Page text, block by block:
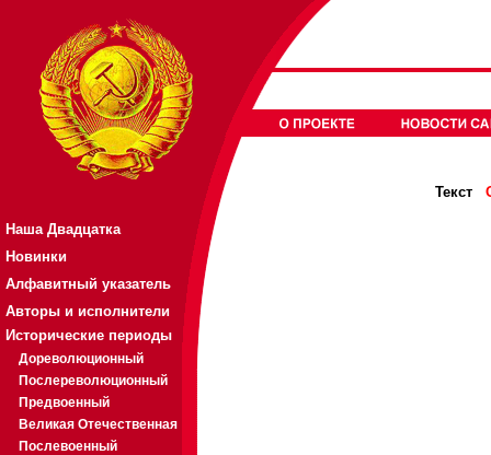
Наша Двадцатка
Новинки
Алфавитный указатель
Авторы и исполнители
Исторические периоды
Дореволюционный
Послереволюционный
Предвоенный
Великая Отечественная
Послевоенный
Текст